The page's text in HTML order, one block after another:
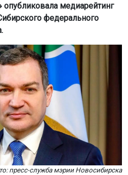
медиарейтинг
федерального
пресс-служба мэрии Новосибирска